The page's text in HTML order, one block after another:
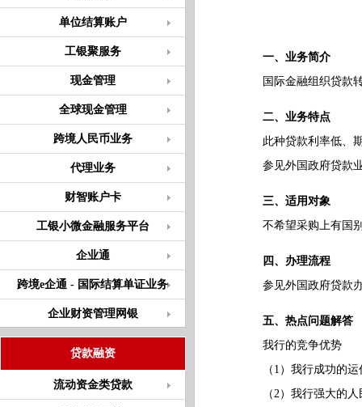
单位结算账户
工银聚服务
现金管理
全球现金管理
跨境人民币业务
代理业务
财智账户卡
工银小微金融服务平台
企业通
跨境e企通 - 国际结算单证业务
企业财资管理网银
贷款融资
流动资金类贷款
一、业务简介
国际金融组织贷款转
二、业务特点
此种贷款利率低、期
参见外国政府贷款业
三、适用对象
不希望采购上有国别
四、办理流程
参见外国政府贷款办
五、热点问题解答
我行的竞争优势
（1）我行成功的运
（2）我行强大的人